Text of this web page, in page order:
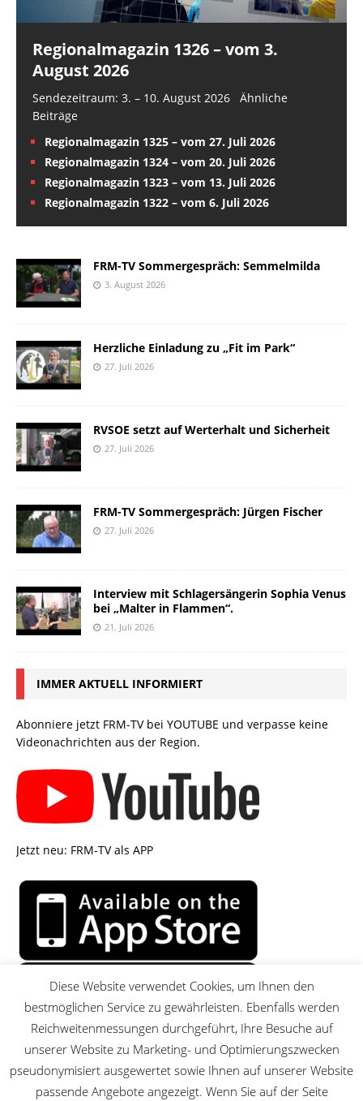
Regionalmagazin 1326 – vom 3.
August 2026
Sendezeitraum: 3. – 10. August 2026 Ähnliche
Beiträge
Regionalmagazin 1325 – vom 27. Juli 2026
Regionalmagazin 1324 – vom 20. Juli 2026
Regionalmagazin 1323 – vom 13. Juli 2026
Regionalmagazin 1322 – vom 6. Juli 2026
FRM-TV Sommergespräch: Semmelmilda
3. August 2026
Herzliche Einladung zu „Fit im Park“
27. Juli 2026
RVSOE setzt auf Werterhalt und Sicherheit
27. Juli 2026
FRM-TV Sommergespräch: Jürgen Fischer
27. Juli 2026
Interview mit Schlagersängerin Sophia Venus
bei „Malter in Flammen“.
21. Juli 2026
IMMER AKTUELL INFORMIERT
Abonniere jetzt FRM-TV bei YOUTUBE und verpasse keine
Videonachrichten aus der Region.
Jetzt neu: FRM-TV als APP
Diese Website verwendet Cookies, um Ihnen den
bestmöglichen Service zu gewährleisten. Ebenfalls werden
Reichweitenmessungen durchgeführt, Ihre Besuche auf
unserer Website zu Marketing- und Optimierungszwecken
pseudonymisiert ausgewertet sowie Ihnen auf unserer Website
passende Angebote angezeigt. Wenn Sie auf der Seite